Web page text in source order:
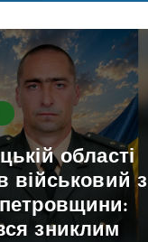
області
військовий з
зниклим